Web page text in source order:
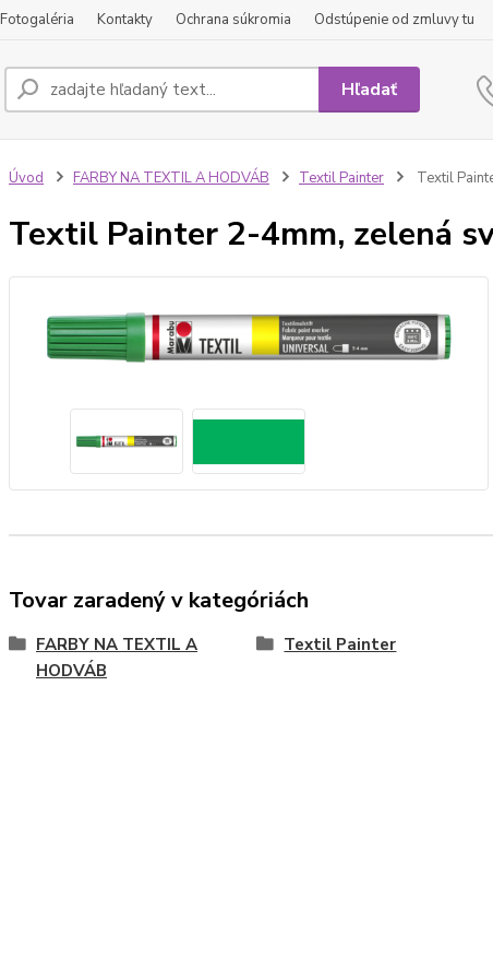
Fotogaléria Kontakty Ochrana súkromia Odstúpenie od zmluvy tu
Hľadať
Úvod FARBY NA TEXTIL A HODVÁB Textil Painter Textil
Textil Painter 2-4mm, zelená
Tovar zaradený v kategóriách
FARBY NA TEXTIL A
HODVÁB
Textil Painter